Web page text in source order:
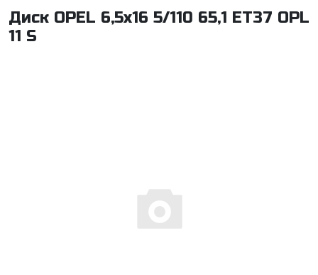
Диск OPEL 6,5x16 5/110 65,1 ET37 OPL
11 S